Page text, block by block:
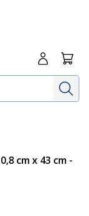
Me
cm x 43 cm -